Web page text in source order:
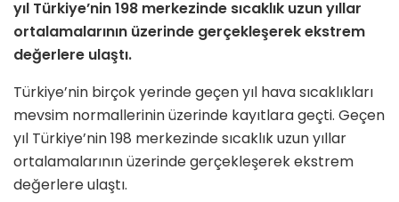
yıl Türkiye’nin 198 merkezinde sıcaklık uzun yıllar
ortalamalarının üzerinde gerçekleşerek ekstrem
değerlere ulaştı.
Türkiye’nin birçok yerinde geçen yıl hava sıcaklıkları
mevsim normallerinin üzerinde kayıtlara geçti. Geçen
yıl Türkiye’nin 198 merkezinde sıcaklık uzun yıllar
ortalamalarının üzerinde gerçekleşerek ekstrem
değerlere ulaştı.